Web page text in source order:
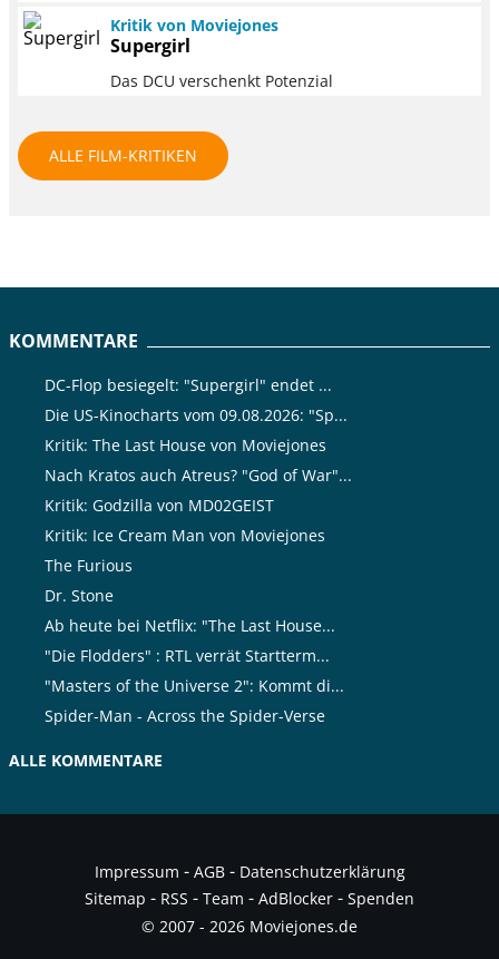
Kritik von Moviejones
Supergirl
Das DCU verschenkt Potenzial
ALLE FILM-KRITIKEN
KOMMENTARE
DC-Flop besiegelt: "Supergirl" endet ...
Die US-Kinocharts vom 09.08.2026: "Sp...
Kritik: The Last House von Moviejones
Nach Kratos auch Atreus? "God of War"...
Kritik: Godzilla von MD02GEIST
Kritik: Ice Cream Man von Moviejones
The Furious
Dr. Stone
Ab heute bei Netflix: "The Last House...
"Die Flodders" : RTL verrät Startterm...
"Masters of the Universe 2": Kommt di...
Spider-Man - Across the Spider-Verse
ALLE KOMMENTARE
Impressum - AGB- Datenschutzerklärung
Sitemap - RSS - Team - AdBlocker - Spenden
© 2007 - 2026 Moviejones.de